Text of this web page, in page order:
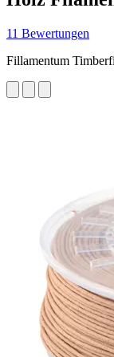
11 Bewertungen
Fillamentum